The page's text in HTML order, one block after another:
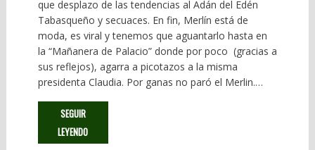
que desplazo de las tendencias al Adán del Edén
Tabasqueño y secuaces. En fin, Merlín está de
moda, es viral y tenemos que aguantarlo hasta en
la “Mañanera de Palacio” donde por poco (gracias a
sus reflejos), agarra a picotazos a la misma
presidenta Claudia. Por ganas no paró el Merlin.…
SEGUIR
LEYENDO